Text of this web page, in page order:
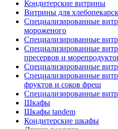
Кондитерские витрины
Витрины для
Специализированные
мороженого
Специализированные
Специализированные
пресервов и
Специализированные
Специализированные
фруктов и соков фреш
Специализированные
Шкафы
Шкафы tandem
Кондитерские шкафы